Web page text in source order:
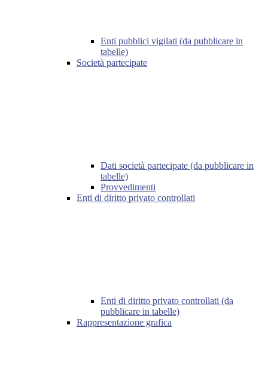
Enti pubblici vigilati (da pubblicare in
tabelle)
Società partecipate
Dati società partecipate (da pubblicare in
tabelle)
Provvedimenti
Enti di diritto privato controllati
Enti di diritto privato controllati (da
pubblicare in tabelle)
Rappresentazione grafica